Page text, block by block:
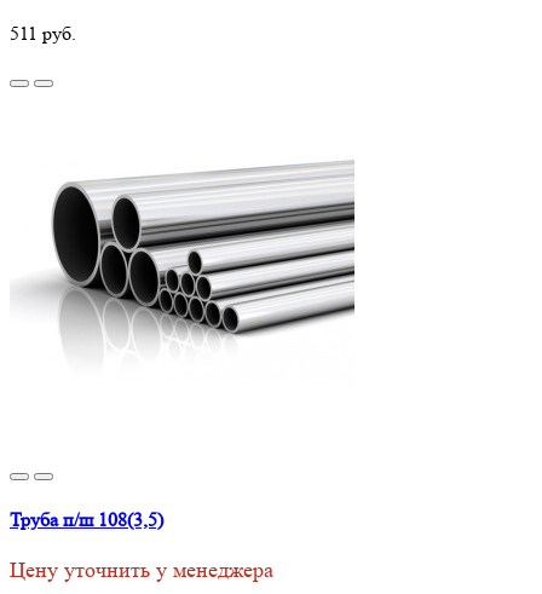
511 руб.
Труба п/ш 108(3,5)
Цену уточнить у менеджера